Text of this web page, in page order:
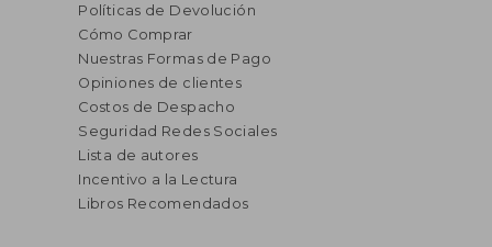
Políticas de Devolución
Cómo Comprar
Nuestras Formas de Pago
Opiniones de clientes
Costos de Despacho
Seguridad Redes Sociales
Lista de autores
Incentivo a la Lectura
Libros Recomendados